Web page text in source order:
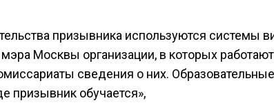
призывника используются системы
Москвы организации, в которых
сведения о них.
призывник обучается»,